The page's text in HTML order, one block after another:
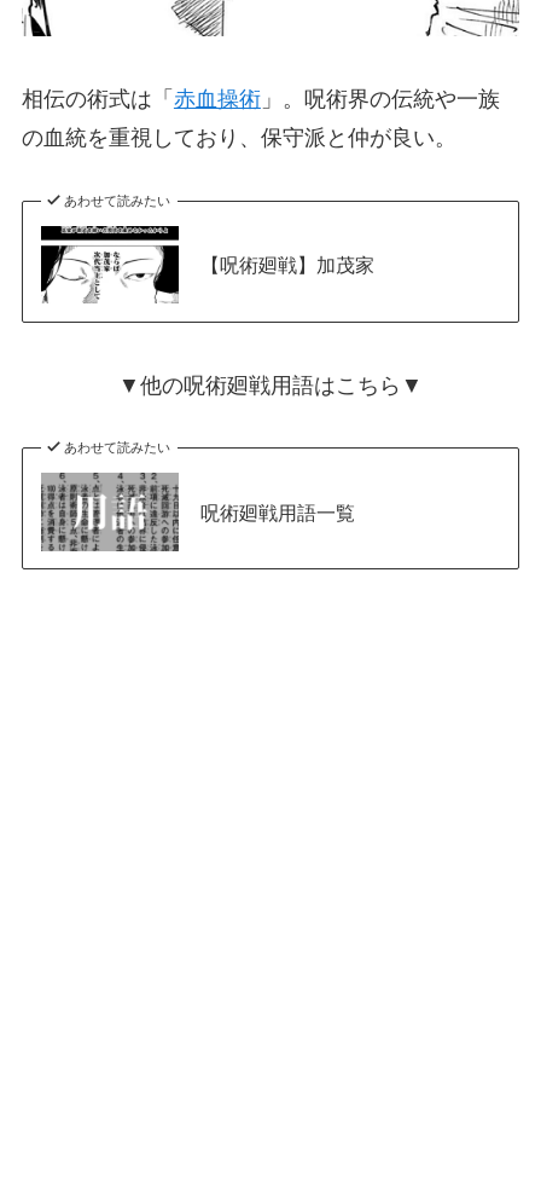
相伝の術式は「 赤血操術」。呪術界の伝統や一族
の血統を重視しており、保守派と仲が良い。
あわせて読みたい
【呪術廻戦】加茂家
▼他の呪術廻戦用語はこちら▼
あわせて読みたい
呪術廻戦用語一覧